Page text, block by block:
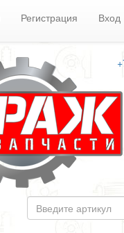
Регистрация Вход